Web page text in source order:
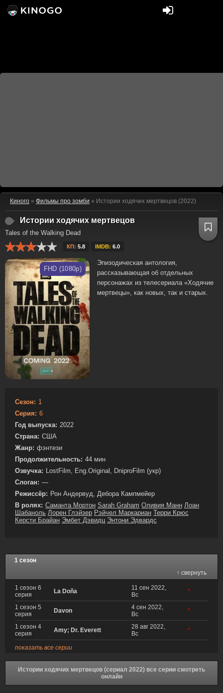
Киного » Фильмы про зомби » Истории ходячих мертвецов (2022)
Истории ходячих мертвецов
Tales of the Walking Dead
КП: 5.8 IMDB: 6.0
FHD (1080p)
Эпизодическая антология,
рассказывающая об отдельных
персонажах из телесериала «Ходячие
мертвецы», как новых, так и старых.
Сезон: 1
Серия: 6
Год выпуска: 2022
Страна: США
Жанр: фэнтези
Продолжительность: 44 мин
Озвучка:
LostFilm, Eng.Original, DniproFilm (укр)
Слоган: —
Режиссёр: Рон Андервуд, Дебора Кампмейер
В ролях: Саманта Мортон Sarah Graham Оливия Манн Лоан
Шабаноль Лорен Глэйзер Рэйчел Маркариан Терри Крюс
Керсти Брайан Эмбет Дэвидц Энтони Эдвардс
1 сезон
↑ свернуть
1 сезон 6
серия
La Doña
11 сен 2022,
Вс
*
1 сезон 5
серия
Davon
4 сен 2022,
Вс
*
1 сезон 4
серия
Amy; Dr. Everett
28 авг 2022,
Вс
*
показать все серии
Истории ходячих мертвецов (сериал 2022) все серии смотреть
онлайн